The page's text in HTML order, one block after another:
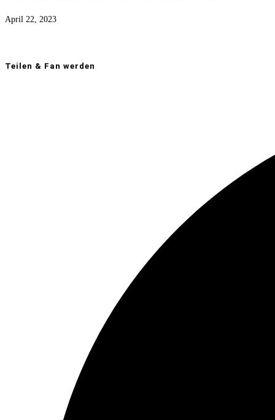
April 22, 2023
Teilen & Fan werden